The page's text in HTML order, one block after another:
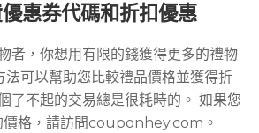
惠券代碼和折扣優惠
者，你想用有限的錢獲得更多的禮物
法可以幫助您比較禮品價格並獲得折
了不起的交易總是很耗時的。 如果您
價格，請訪問couponhey.com。